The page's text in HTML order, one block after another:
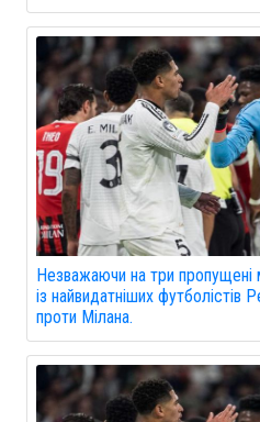
Незважаючи на три пропущені
із найвидатніших футболістів
проти Мілана.